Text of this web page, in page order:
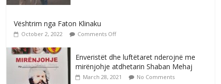
Vështrim nga Faton Klinaku
October 2, 2022 Comments Off
Enveristët dhe luftëtaret nderojnë me
mirënjohje atdhetarin Shaban Mehaj
March 28, 2021 No Comments